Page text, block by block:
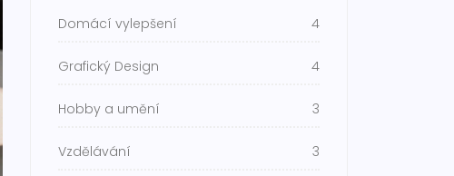
Domácí vylepšení 4
Grafický Design 4
Hobby a umění 3
Vzdělávání 3